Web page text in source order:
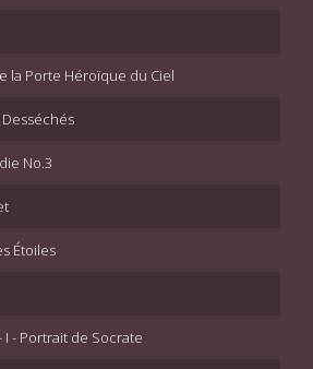
la Porte Héroïque du Ciel
No.3
Étoiles
I - Portrait de Socrate